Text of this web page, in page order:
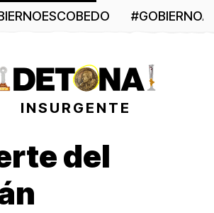
INSURGENTE
del